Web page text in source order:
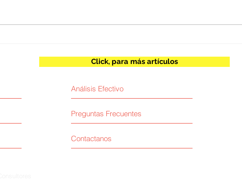
Preguntas Frecuentes
Contactanos
Análisis Efectivo
Click, para más artículos